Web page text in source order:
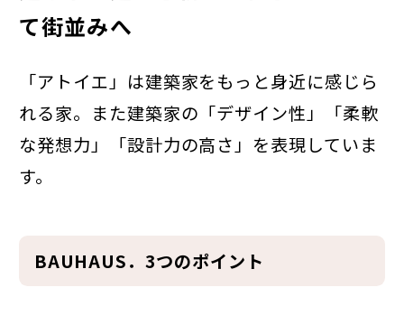
て街並みへ
「アトイエ」は建築家をもっと身近に感じら
れる家。また建築家の「デザイン性」「柔軟
な発想力」「設計力の高さ」を表現していま
す。
BAUHAUS．3つのポイント